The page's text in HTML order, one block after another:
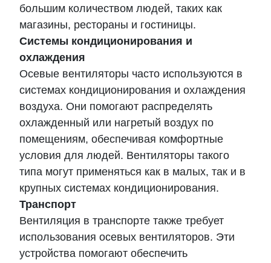
большим количеством людей, таких как
магазины, рестораны и гостиницы.
Системы кондиционирования и
охлаждения
Осевые вентиляторы часто используются в
системах кондиционирования и охлаждения
воздуха. Они помогают распределять
охлажденный или нагретый воздух по
помещениям, обеспечивая комфортные
условия для людей. Вентиляторы такого
типа могут применяться как в малых, так и в
крупных системах кондиционирования.
Транспорт
Вентиляция в транспорте также требует
использования осевых вентиляторов. Эти
устройства помогают обеспечить